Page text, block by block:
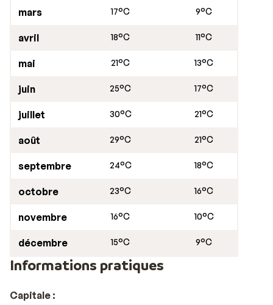
mars 17°C 9°C
avril 18°C 11°C
mai 21°C 13°C
juin 25°C 17°C
juillet 30°C 21°C
août 29°C 21°C
septembre 24°C 18°C
octobre 23°C 16°C
novembre 16°C 10°C
décembre 15°C 9°C
Informations pratiques
Capitale :